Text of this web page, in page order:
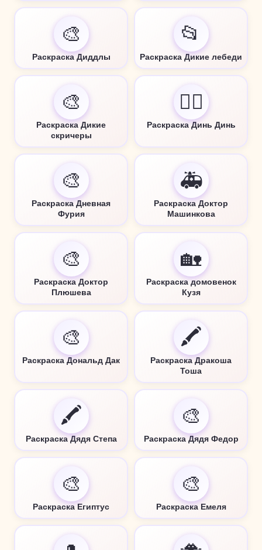
🎨
Раскраска Диддлы
📂
Раскраска Дикие лебеди
🎨
Раскраска Дикие
скричеры
🧚‍♀️
Раскраска Динь Динь
🎨
Раскраска Дневная
Фурия
🚑
Раскраска Доктор
Машинкова
🎨
Раскраска Доктор
Плюшева
🏡
Раскраска домовенок
Кузя
🎨
Раскраска Дональд Дак
🖍️
Раскраска Дракоша
Тоша
🖍️
Раскраска Дядя Степа
🎨
Раскраска Дядя Федор
🎨
Раскраска Египтус
🎨
Раскраска Емеля